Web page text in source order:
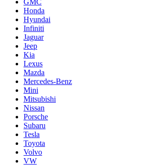
GMC
Honda
Hyundai
Infiniti
Jaguar
Jeep
Kia
Lexus
Mazda
Mercedes-Benz
Mini
Mitsubishi
Nissan
Porsche
Subaru
Tesla
Toyota
Volvo
VW